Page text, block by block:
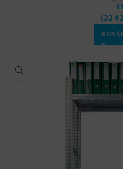
(32